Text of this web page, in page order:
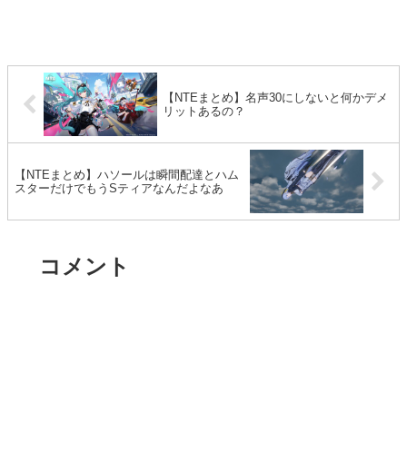
【NTEまとめ】名声30にしないと何かデメ
リットあるの？
【NTEまとめ】ハソールは瞬間配達とハム
スターだけでもうSティアなんだよなあ
コメント